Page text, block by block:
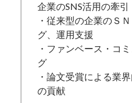
企業のSNS活用の牽引
・従来型の企業のＳ
グ、運⽤⽀援
・ファンベース・コ
グ
・論文受賞による業
の貢献